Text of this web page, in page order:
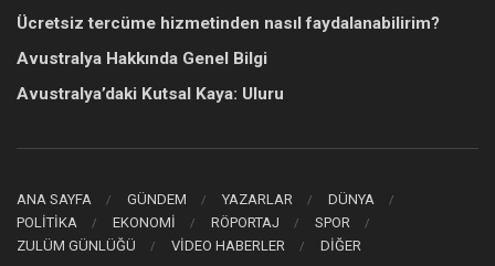
Ücretsiz tercüme hizmetinden nasıl faydalanabilirim?
Avustralya Hakkında Genel Bilgi
Avustralya’daki Kutsal Kaya: Uluru
ANA SAYFA GÜNDEM YAZARLAR
DÜNYA
POLİTİKA
EKONOMİ RÖPORTAJ
SPOR
ZULÜM GÜNLÜĞÜ
VİDEO HABERLER DİĞER